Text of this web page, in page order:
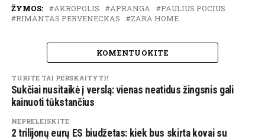
ŽYMOS: AKROPOLIS APRANGA
PAULIUS POCIUS
RIMANTAS PERVENECKAS
ZARA HOME
KOMENTUOKITE
TURITE TAI PERSKAITYTI!
Sukčiai nusitaikė į verslą: vienas neatidus žingsnis gali
kainuoti tūkstančius
NEPRELEISKITE
2 trilijonų eurų ES biudžetas: kiek bus skirta kovai su